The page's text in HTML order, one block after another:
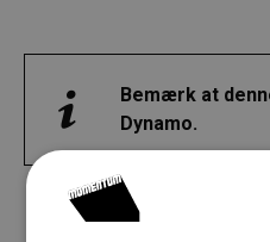
Bemærk at
Dynamo.